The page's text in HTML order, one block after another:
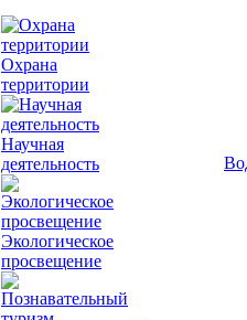
Охрана
территории
Научная
деятельность
Экологическое
просвещение